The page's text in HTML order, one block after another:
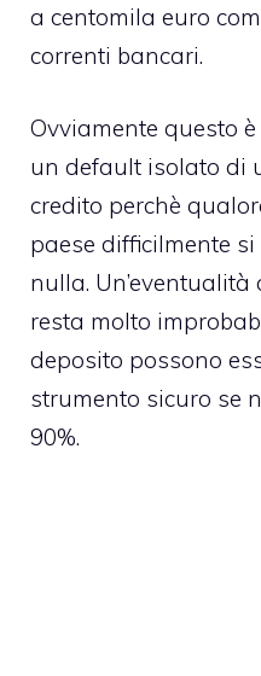
a centomila euro
correnti bancari.
Ovviamente questo
un default isolato di
credito perchè
paese difficilmente
nulla.
resta molto
deposito possono
strumento sicuro se
90%.